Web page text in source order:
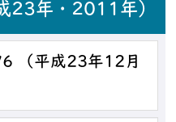
23年・2011年）
（平成23年12月